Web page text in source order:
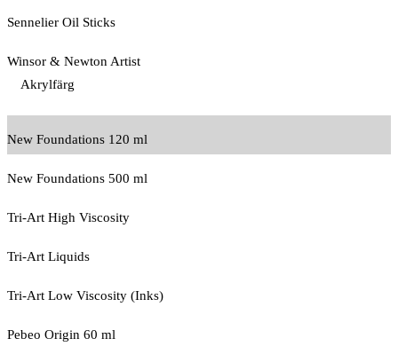
Sennelier Oil Sticks
Winsor & Newton Artist
Akrylfärg
New Foundations 120 ml
New Foundations 500 ml
Tri-Art High Viscosity
Tri-Art Liquids
Tri-Art Low Viscosity (Inks)
Pebeo Origin 60 ml